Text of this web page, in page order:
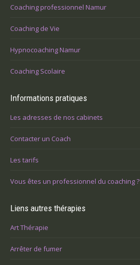
Coaching professionnel Namur
Coaching de Vie
Hypnocoaching Namur
Coaching Scolaire
Informations pratiques
Les adresses de nos cabinets
Contacter un Coach
Les tarifs
Vous êtes un professionnel du coaching ?
Liens autres thérapies
Art Thérapie
Arrêter de fumer